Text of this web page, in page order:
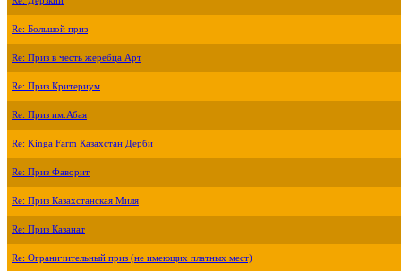
Re: Большой приз
Re: Приз в честь жеребца Арт
Re: Приз Критериум
Re: Приз им.Абая
Re: Kinga Farm Казахстан Дерби
Re: Приз Фаворит
Re: Приз Казахстанская Миля
Re: Приз Казанат
Re: Ограничительный приз (не имеющих платных мест)